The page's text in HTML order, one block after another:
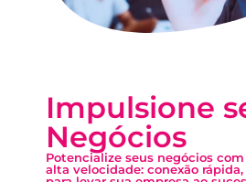
Impulsione
Negócios
Potencialize seus negócios
alta velocidade: conexão